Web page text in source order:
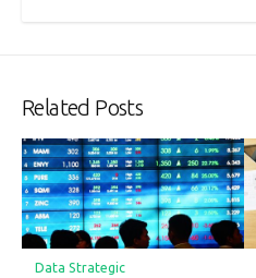
Related Posts
Data Strategic